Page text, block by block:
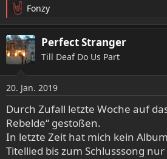
R
e
a
k
t
n
e
n
:
Fonzy
Perfect Stranger
Till Deaf Do Us Part
20. Jan. 2019
Durch Zufall letzte Woche auf
Rebelde“ gestoßen.
In letzte Zeit hat mich kein
Titellied bis zum Schlusssong